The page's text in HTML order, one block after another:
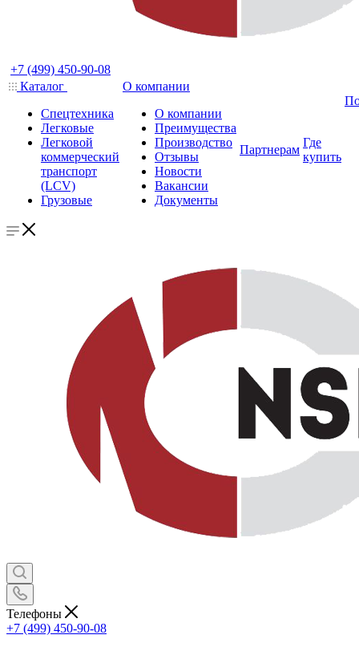
+7 (499) 450-90-08
Каталог
Спецтехника
Легковые
Легковой
коммерческий
транспорт
(LCV)
Грузовые
О компании
О компании
Преимущества
Производство
Отзывы
Новости
Вакансии
Документы
Партнерам
Где
купить
Телефоны
+7 (499) 450-90-08